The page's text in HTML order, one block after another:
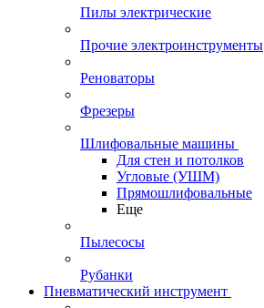
Пилы электрические
Прочие электроинструменты
Реноваторы
Фрезеры
Шлифовальные машины
Для стен и потолков
Угловые (УШМ)
Прямошлифовальные
Еще
Пылесосы
Рубанки
Пневматический инструмент